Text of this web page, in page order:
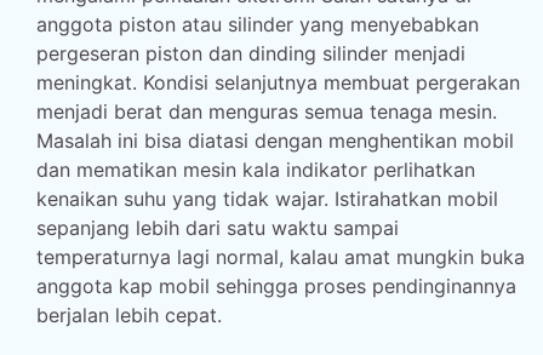
anggota piston atau silinder yang menyebabkan
pergeseran piston dan dinding silinder menjadi
meningkat. Kondisi selanjutnya membuat pergerakan
menjadi berat dan menguras semua tenaga mesin.
Masalah ini bisa diatasi dengan menghentikan mobil
dan mematikan mesin kala indikator perlihatkan
kenaikan suhu yang tidak wajar. Istirahatkan mobil
sepanjang lebih dari satu waktu sampai
temperaturnya lagi normal, kalau amat mungkin buka
anggota kap mobil sehingga proses pendinginannya
berjalan lebih cepat.